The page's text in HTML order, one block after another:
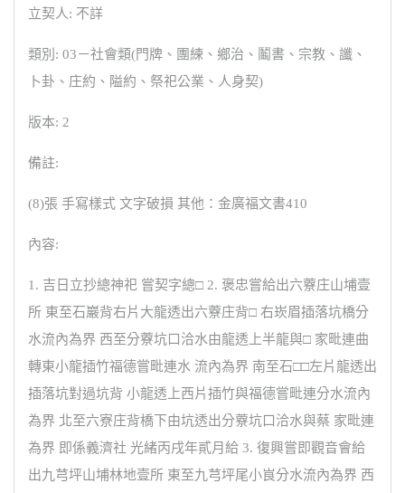
立契人: 不詳
類別: 03－社會類(門牌、團練、鄉治、鬮書、宗教、讖、
卜卦、庄約、隘約、祭祀公業、人身契)
版本: 2
備註:
(8)張 手寫樣式 文字破損 其他：金廣福文書410
內容:
1. 吉日立抄總神祀 嘗契字總□ 2. 褒忠嘗給出六藔庄山埔壹
所 東至石巖背右片大龍透出六藔庄背□ 右崁眉插落坑橋分
水流內為界 西至分藔坑口洽水由龍透上半龍與□ 家毗連曲
轉東小龍插竹福德嘗毗連水 流內為界 南至石□□左片龍透出
插落坑對過坑背 小龍透上西片插竹與福德嘗毗連分水流內
為界 北至六寮庄背橋下由坑透出分藔坑口洽水與蔡 家毗連
為界 即係義濟社 光緒丙戌年貳月給 3. 復興嘗即觀音會給
出九芎坪山埔林地壹所 東至九芎坪尾小峎分水流內為界 西